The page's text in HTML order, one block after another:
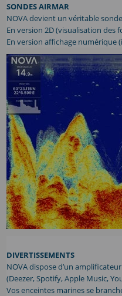
SONDES AIRMAR
NOVA devient un véritable
En version 2D (visualisation des
En version affichage numérique
DIVERTISSEMENTS
NOVA dispose d’un
(Deezer, Spotify, Apple Music,
Vos enceintes marines se